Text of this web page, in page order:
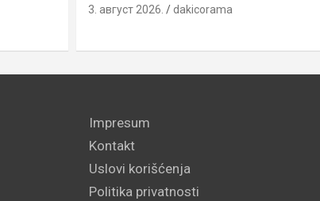
3. август 2026. dakicorama
Impresum
Kontakt
Uslovi korišćenja
Politika privatnosti